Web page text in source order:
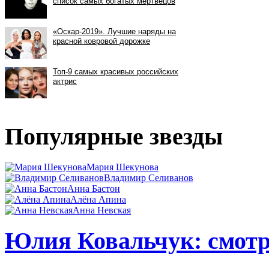
Популярные звезды
Мария Шекунова
Владимир Селиванов
Анна Бастон
Алёна Апина
Анна Невская
Юлия Ковальчук: